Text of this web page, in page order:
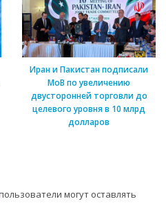
Иран и Пакистан подписали
МоВ по увеличению
двусторонней торговли до
целевого уровня в 10 млрд
долларов
могут оставлять